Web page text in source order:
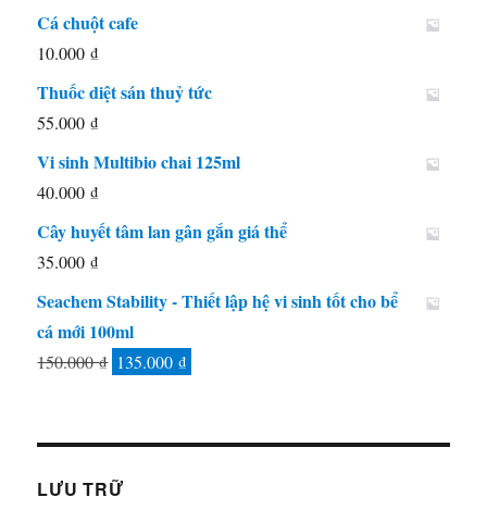
Cá chuột cafe
10.000₫
Thuốc diệt sán thuỷ tức
55.000₫
Vi sinh Multibio chai 125ml
40.000₫
Cây huyết tâm lan gân gắn giá thể
35.000₫
Seachem Stability - Thiết lập hệ vi sinh tốt cho bể
cá mới 100ml
150.000₫ Giá
150.000 ₫.
135.000₫
là:
LƯU TRỮ